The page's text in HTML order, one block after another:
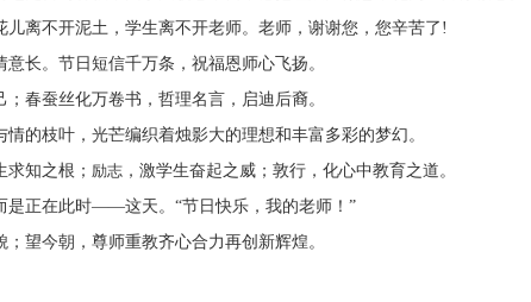
离不开泥土，学生离不开老师。老师，谢谢您，您辛苦了!
长。节日短信千万条，祝福恩师心飞扬。
春蚕丝化万卷书，哲理名言，启迪后裔。
的枝叶，光芒编织着烛影大的理想和丰富多彩的梦幻。
知之根； 励志 ，激学生奋起之威；敦行，化心中教育之道。
是正在此时——这天。“节日快乐，我的老师！”
望今朝，尊师重教齐心合力再创新辉煌。